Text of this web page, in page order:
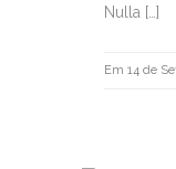
Nulla […]
Em 14 de